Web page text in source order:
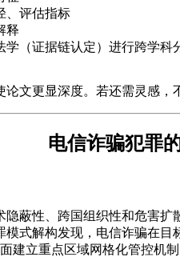
、评估指标
释
学（证据链认定）进行跨学科
文更显深度。若还需灵感，
电信诈骗犯罪
蔽性、跨国组织性和危害
式解构发现，电信诈骗在
建立重点区域网格化管控